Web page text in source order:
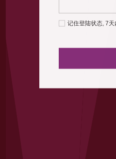
记住登陆状态, 7天